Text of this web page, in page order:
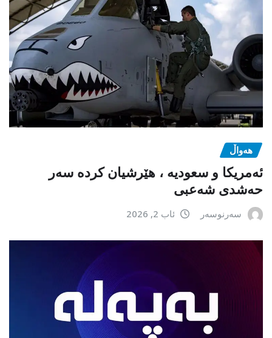
هەواڵ
ئەمریکا و سعودیە ، هێرشیان کردە سەر
حەشدی شەعبی
سەرنوسەر ئاب 2, 2026